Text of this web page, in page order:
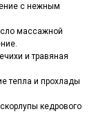
с нежным
массажной
и травяная
тепла и прохлады
кедрового